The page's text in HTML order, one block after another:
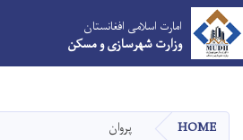
امارت اسلامی افغانستان
وزارت شهرسازی و مسکن
HOME پروان